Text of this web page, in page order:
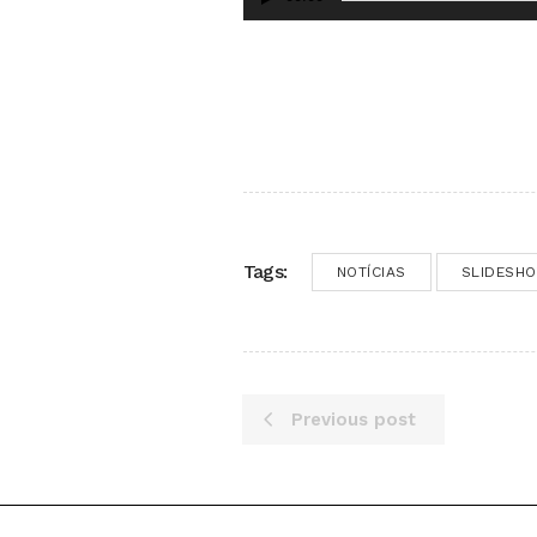
Tags: NOTÍCIAS
Previous post